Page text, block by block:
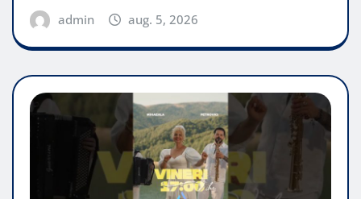
admin aug. 5, 2026